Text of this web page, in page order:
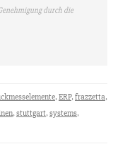
durch die
,ERP,frazzetta,
,stuttgart,systems,